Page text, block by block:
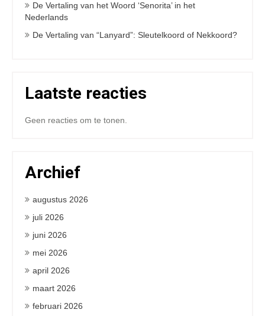
De Vertaling van het Woord ‘Senorita’ in het
Nederlands
De Vertaling van “Lanyard”: Sleutelkoord of Nekkoord?
Laatste reacties
Geen reacties om te tonen.
Archief
augustus 2026
juli 2026
juni 2026
mei 2026
april 2026
maart 2026
februari 2026